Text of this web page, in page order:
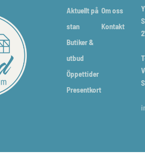
Aktuellt på
stan
Butiker &
utbud
Öppettider
Presentkort
Om oss
Kontakt